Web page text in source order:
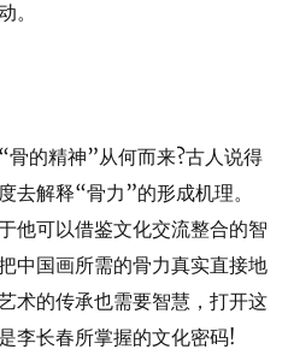
。
的精神”从何而来?古人说得
去解释“骨力”的形成机理。
他可以借鉴文化交流整合的智
中国画所需的骨力真实直接地
术的传承也需要智慧，打开这
李长春所掌握的文化密码!